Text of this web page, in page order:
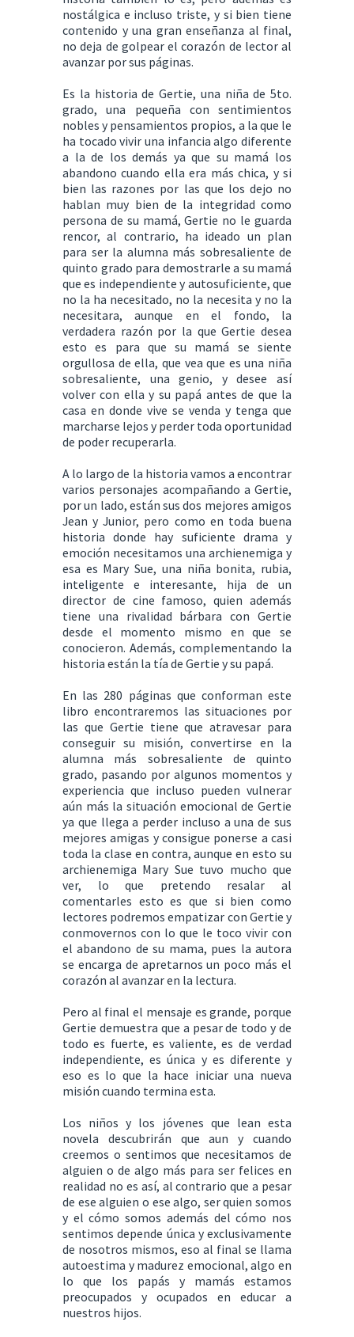
nostálgica e incluso triste, y si bien tiene
contenido y una gran enseñanza al final,
no deja de golpear el corazón de lector al
avanzar por sus páginas.
Es la historia de Gertie, una niña de 5to.
grado, una pequeña con sentimientos
nobles y pensamientos propios, a la que le
ha tocado vivir una infancia algo diferente
a la de los demás ya que su mamá los
abandono cuando ella era más chica, y si
bien las razones por las que los dejo no
hablan muy bien de la integridad como
persona de su mamá, Gertie no le guarda
rencor, al contrario, ha ideado un plan
para ser la alumna más sobresaliente de
quinto grado para demostrarle a su mamá
que es independiente y autosuficiente, que
no la ha necesitado, no la necesita y no la
necesitara, aunque en el fondo, la
verdadera razón por la que Gertie desea
esto es para que su mamá se siente
orgullosa de ella, que vea que es una niña
sobresaliente, una genio, y desee así
volver con ella y su papá antes de que la
casa en donde vive se venda y tenga que
marcharse lejos y perder toda oportunidad
de poder recuperarla.
A lo largo de la historia vamos a encontrar
varios personajes acompañando a Gertie,
por un lado, están sus dos mejores amigos
Jean y Junior, pero como en toda buena
historia donde hay suficiente drama y
emoción necesitamos una archienemiga y
esa es Mary Sue, una niña bonita, rubia,
inteligente e interesante, hija de un
director de cine famoso, quien además
tiene una rivalidad bárbara con Gertie
desde el momento mismo en que se
conocieron. Además, complementando la
historia están la tía de Gertie y su papá.
En las 280 páginas que conforman este
libro encontraremos las situaciones por
las que Gertie tiene que atravesar para
conseguir su misión, convertirse en la
alumna más sobresaliente de quinto
grado, pasando por algunos momentos y
experiencia que incluso pueden vulnerar
aún más la situación emocional de Gertie
ya que llega a perder incluso a una de sus
mejores amigas y consigue ponerse a casi
toda la clase en contra, aunque en esto su
archienemiga Mary Sue tuvo mucho que
ver, lo que pretendo resalar al
comentarles esto es que si bien como
lectores podremos empatizar con Gertie y
conmovernos con lo que le toco vivir con
el abandono de su mama, pues la autora
se encarga de apretarnos un poco más el
corazón al avanzar en la lectura.
Pero al final el mensaje es grande, porque
Gertie demuestra que a pesar de todo y de
todo es fuerte, es valiente, es de verdad
independiente, es única y es diferente y
eso es lo que la hace iniciar una nueva
misión cuando termina esta.
Los niños y los jóvenes que lean esta
novela descubrirán que aun y cuando
creemos o sentimos que necesitamos de
alguien o de algo más para ser felices en
realidad no es así, al contrario que a pesar
de ese alguien o ese algo, ser quien somos
y el cómo somos además del cómo nos
sentimos depende única y exclusivamente
de nosotros mismos, eso al final se llama
autoestima y madurez emocional, algo en
lo que los papás y mamás estamos
preocupados y ocupados en educar a
nuestros hijos.